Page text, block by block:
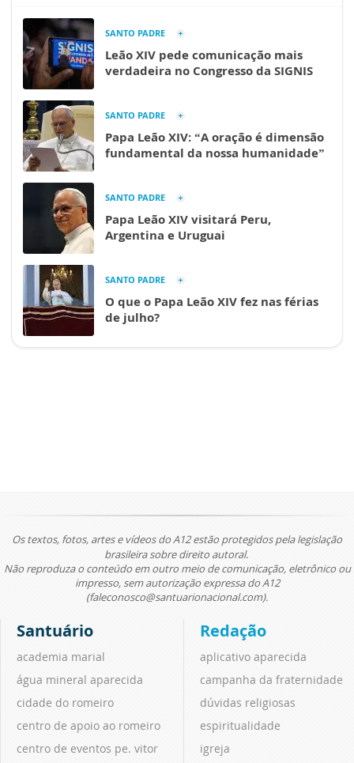
SANTO PADRE
Leão XIV pede comunicação mais
verdadeira no Congresso da SIGNIS
SANTO PADRE
Papa Leão XIV: “A oração é dimensão
fundamental da nossa humanidade”
SANTO PADRE
Papa Leão XIV visitará Peru,
Argentina e Uruguai
SANTO PADRE
O que o Papa Leão XIV fez nas férias
de julho?
Os textos, fotos, artes e vídeos do A12 estão protegidos pela legislação
brasileira sobre direito autoral.
Não reproduza o conteúdo em outro meio de comunicação, eletrônico ou
impresso, sem autorização expressa do A12
(faleconosco@santuarionacional.com).
Santuário
academia marial
água mineral aparecida
cidade do romeiro
centro de apoio ao romeiro
centro de eventos pe. vitor
Redação
aplicativo aparecida
campanha da fraternidade
dúvidas religiosas
espiritualidade
igreja